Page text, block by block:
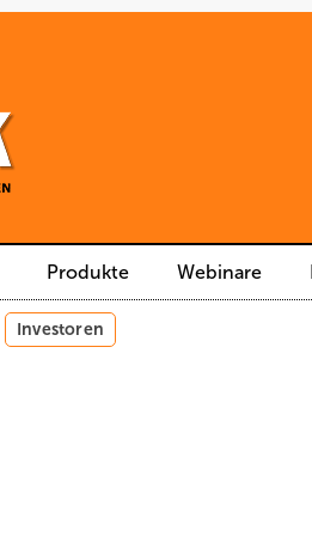
Produkte Webinare
Investoren